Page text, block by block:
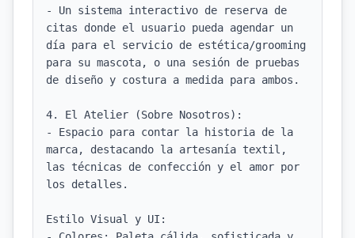
- Un sistema interactivo de reserva de
citas donde el usuario pueda agendar un
día para el servicio de estética/grooming
para su mascota, o una sesión de pruebas
de diseño y costura a medida para ambos.
4. El Atelier (Sobre Nosotros):
- Espacio para contar la historia de la
marca, destacando la artesanía textil,
las técnicas de confección y el amor por
los detalles.
Estilo Visual y UI: